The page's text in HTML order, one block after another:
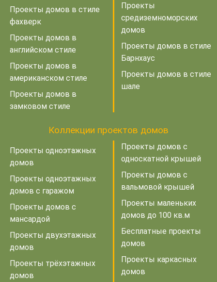
Проекты домов в стиле
фахверк
Проекты домов в
английском стиле
Проекты домов в
американском стиле
Проекты домов в
замковом стиле
Проекты
средиземноморских
домов
Проекты домов в стиле
Барнхаус
Проекты домов в стиле
шале
Коллекции проектов домов
Проекты одноэтажных
домов
Проекты одноэтажных
домов с гаражом
Проекты домов с
мансардой
Проекты двухэтажных
домов
Проекты трёхэтажных
домов
Проекты домов с
односкатной крышей
Проекты домов с
вальмовой крышей
Проекты маленьких
домов до 100 кв.м
Бесплатные проекты
домов
Проекты каркасных
домов